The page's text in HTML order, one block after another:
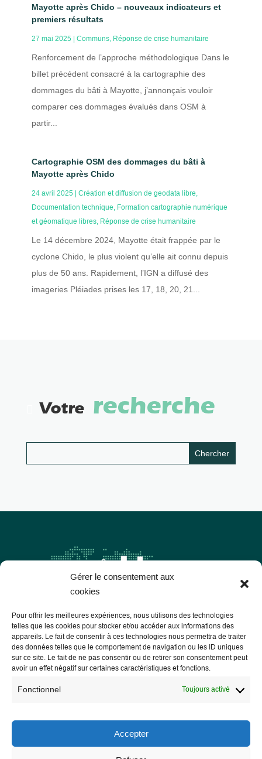
Gérer le consentement aux
cookies
Pour offrir les meilleures expériences, nous utilisons des technologies
telles que les cookies pour stocker et/ou accéder aux informations des
appareils. Le fait de consentir à ces technologies nous permettra de traiter
des données telles que le comportement de navigation ou les ID uniques
sur ce site. Le fait de ne pas consentir ou de retirer son consentement peut
avoir un effet négatif sur certaines caractéristiques et fonctions.
Fonctionnel Toujours activé
Accepter
Mayotte après Chido – nouveaux indicateurs et
premiers résultats
27 mai 2025 | Communs, Réponse de crise humanitaire
Renforcement de l’approche méthodologique Dans le
billet précédent consacré à la cartographie des
dommages du bâti à Mayotte, j’annonçais vouloir
comparer ces dommages évalués dans OSM à
partir...
Cartographie OSM des dommages du bâti à
Mayotte après Chido
24 avril 2025 | Création et diffusion de geodata libre
Documentation technique Formation cartographie numérique
et géomatique libres, Réponse de crise humanitaire
Le 14 décembre 2024, Mayotte était frappée par le
cyclone Chido, le plus violent qu’elle ait connu depuis
plus de 50 ans. Rapidement, l’IGN a diffusé des
imageries Pléiades prises les 17, 18, 20, 21...
Votrerecherche
Les Libres Géographes
28 rue Hoche